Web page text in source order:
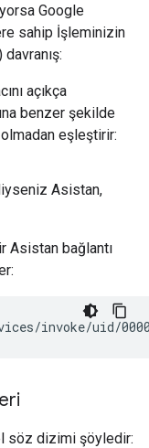
Google
sahip İşleminizin
davranış:
açıkça
benzer şekilde
eşleştirir:
Asistan,
Asistan bağlantı
söz dizimi şöyledir: